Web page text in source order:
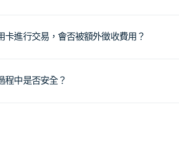
進行交易，會否被額外徵收費用？
程中是否安全？